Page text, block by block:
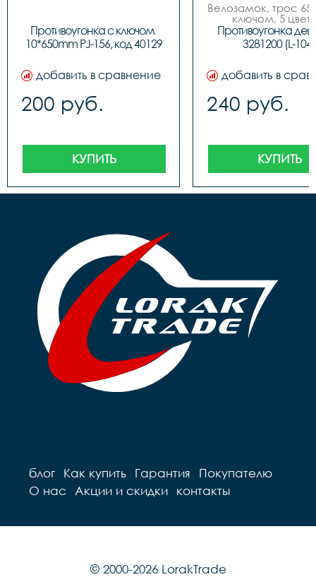
Противоугонка с ключом
10*650mm PJ-156, код 40129
добавить в сравнение
200 руб.
КУПИТЬ
Велозамок, трос
ключом, 5
Противоугонка
3281200 (L-104)
добавить в
240 руб.
КУПИТЬ
блог Как купить Гарантия
Покупателю
О нас
Акции и скидки контакты
© 2000-2026 LorakTrade